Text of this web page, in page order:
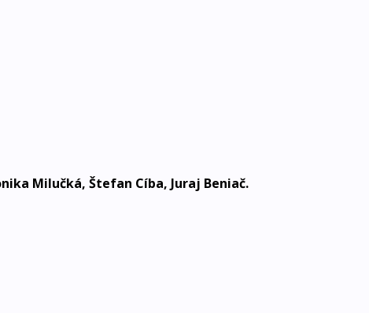
Milučká, Štefan Cíba, Juraj Beniač.